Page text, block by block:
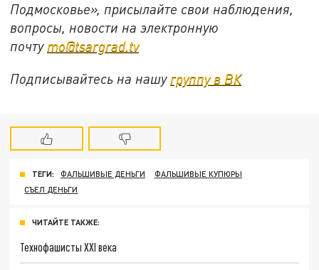
Подмосковье», присылайте свои наблюдения,
вопросы, новости на электронную
почту mo@tsargrad.tv
Подписывайтесь на нашу группу в ВК
ТЕГИ: ФАЛЬШИВЫЕ ДЕНЬГИ
ФАЛЬШИВЫЕ КУПЮРЫ
СЪЕЛ ДЕНЬГИ
ЧИТАЙТЕ ТАКЖЕ:
Технофашисты XXI века